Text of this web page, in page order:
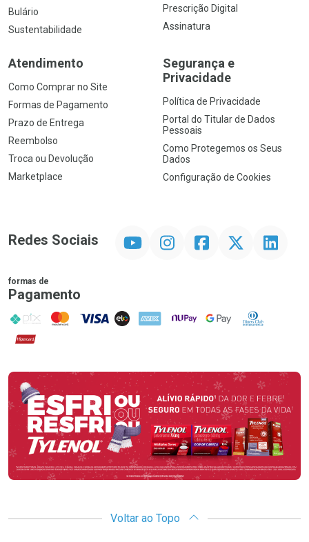
Bulário
Sustentabilidade
Prescrição Digital
Assinatura
Atendimento
Como Comprar no Site
Formas de Pagamento
Prazo de Entrega
Reembolso
Troca ou Devolução
Marketplace
Segurança e
Privacidade
Política de Privacidade
Portal do Titular de Dados
Pessoais
Como Protegemos os Seus
Dados
Configuração de Cookies
Redes Sociais InstagramFacebook Linkedin
formas de
Pagamento
PIX MasterCard
VISA ELO AMEX NuPay Google PayDiners Club
Hipercard
Promoção em Destaque
Voltar ao Topo